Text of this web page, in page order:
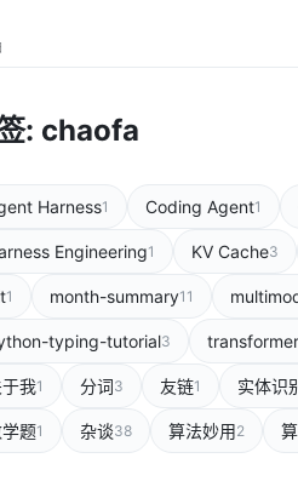
: chaofa
Harness1 Coding Agent1
Engineering1 KV Cache3
1 month-summary11
typing-tutorial3 transformer
我1 分词3 友链1 实体识
题1 杂谈38 算法妙用2